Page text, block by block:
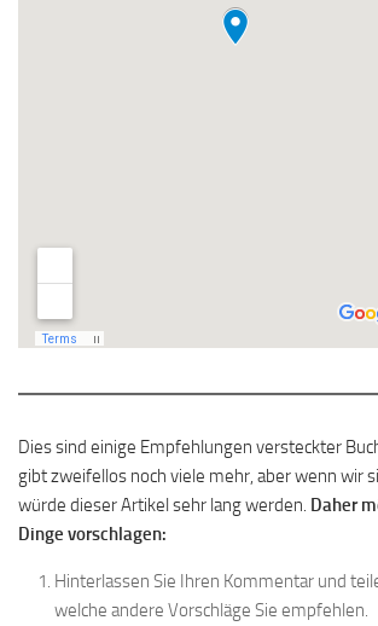
Dies sind einige Empfehlungen versteckter
gibt zweifellos noch viele mehr, aber wenn wir
würde dieser Artikel sehr lang werden. Daher
Dinge vorschlagen:
Hinterlassen Sie Ihren Kommentar und
welche andere Vorschläge Sie empfehlen.